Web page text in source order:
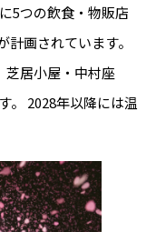
5つの飲食・物販店
画されています。
芝居小屋・中村座
。 2028年以降には温